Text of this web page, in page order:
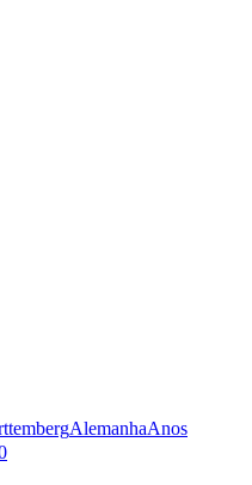
AlemanhaAnos